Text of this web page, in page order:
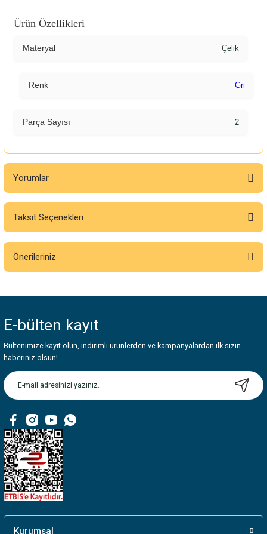
Ürün Özellikleri
Materyal Çelik
Renk Gri
Parça Sayısı 2
Yorumlar
Bu ürüne ilk yorumu siz yapın!
Taksit Seçenekleri
Önerileriniz
Görüş ve önerileriniz için teşekkür ederiz.
Ürün resmi kalitesiz, bozuk veya görüntülenemiyor.
Ürün açıklamasında eksik bilgiler bulunuyor.
Ürün bilgilerinde hatalar bulunuyor.
Bu ürüne benzer farklı alternatifler olmalı.
E-bülten kayıt
Bültenimize kayıt olun, indirimli ürünlerden ve kampanyalardan ilk sizin
haberiniz olsun!
Kurumsal